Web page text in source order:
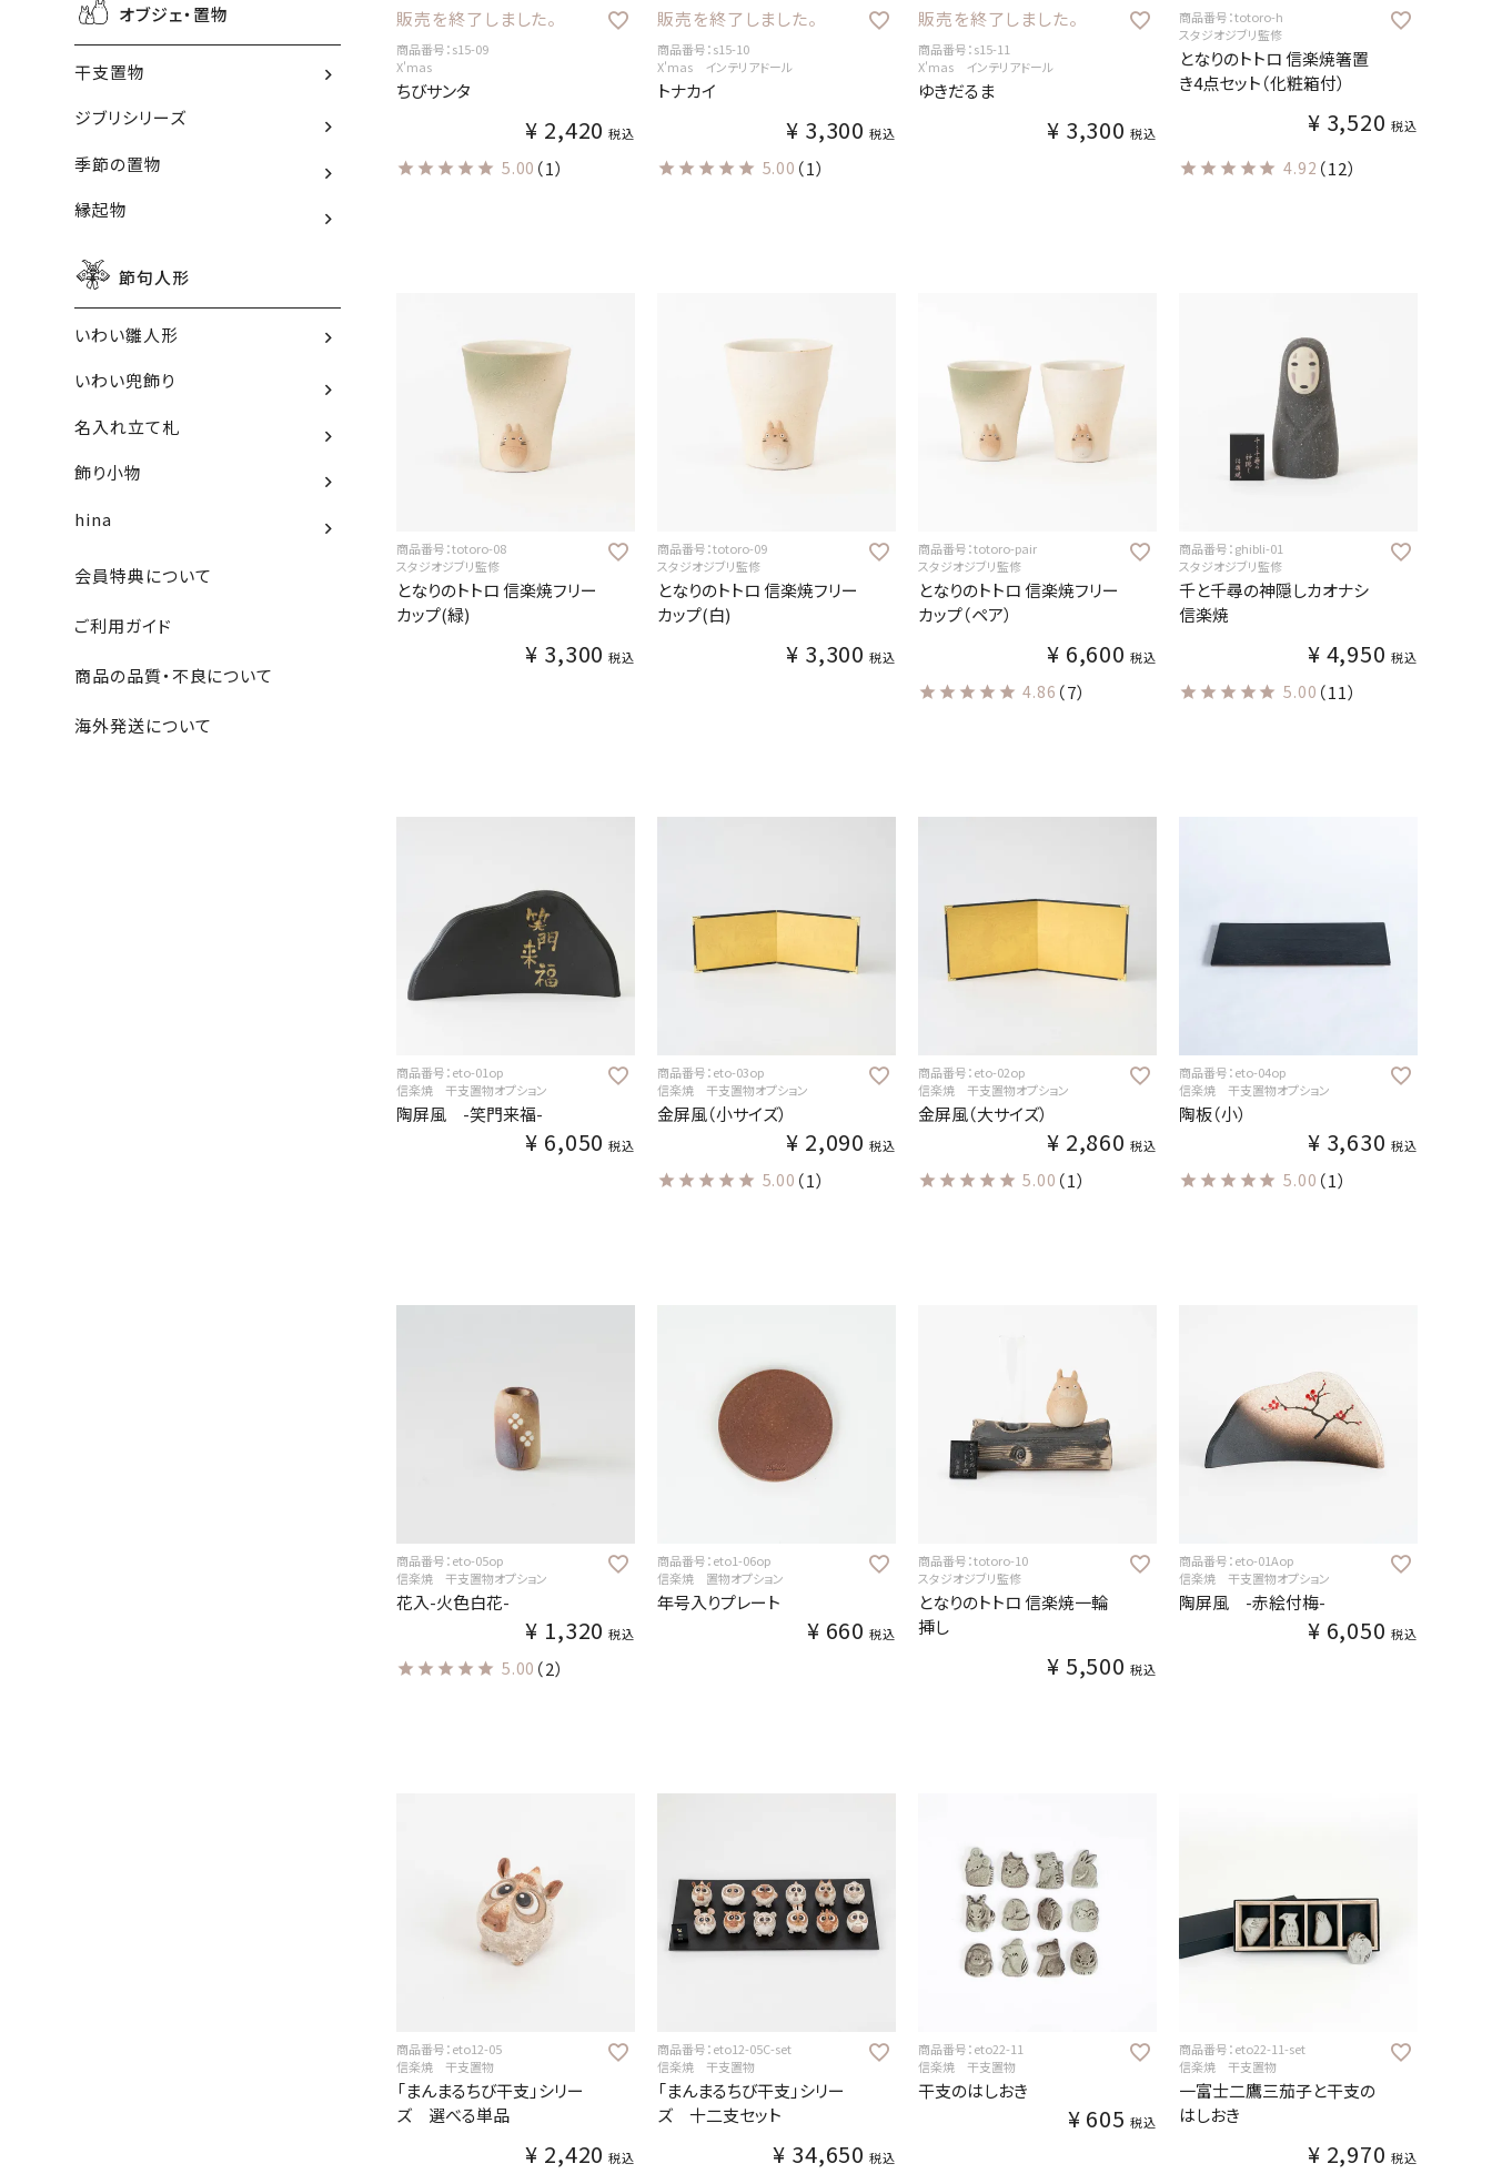
オブジェ・置物
干支置物
ジブリシリーズ
季節の置物
縁起物
節句人形
いわい雛人形
いわい兜飾り
名入れ立て札
飾り小物
hina
会員特典について
ご利用ガイド
商品の品質・不良について
海外発送について
販売を終了しました。
商品番号：s15-09
X'mas
ちびサンタ
¥ 2,420 税込
5.00 （1）
販売を終了しました。
商品番号：s15-10
X'mas インテリアドール
トナカイ
¥ 3,300 税込
5.00 （1）
販売を終了しました。
商品番号：s15-11
X'mas インテリアドール
ゆきだるま
¥ 3,300 税込
商品番号：totoro-h
スタジオジブリ監修
となりのトトロ 信楽焼箸置
き4点セット（化粧箱付）
¥ 3,520 税込
4.92 （12）
商品番号：totoro-08
スタジオジブリ監修
となりのトトロ 信楽焼フリー
カップ(緑)
¥ 3,300 税込
商品番号：totoro-09
スタジオジブリ監修
となりのトトロ 信楽焼フリー
カップ(白)
¥ 3,300 税込
商品番号：totoro-pair
スタジオジブリ監修
となりのトトロ 信楽焼フリー
カップ（ペア）
¥ 6,600 税込
4.86 （7）
商品番号：ghibli-01
スタジオジブリ監修
千と千尋の神隠しカオナシ
信楽焼
¥ 4,950 税込
5.00 （11）
商品番号：eto-01op
信楽焼 干支置物オプション
陶屏風 -笑門来福-
¥ 6,050 税込
商品番号：eto-03op
信楽焼 干支置物オプション
金屏風（小サイズ）
¥ 2,090 税込
5.00 （1）
商品番号：eto-02op
信楽焼 干支置物オプション
金屏風（大サイズ）
¥ 2,860 税込
5.00 （1）
商品番号：eto-04op
信楽焼 干支置物オプション
陶板（小）
¥ 3,630 税込
5.00 （1）
商品番号：eto-05op
信楽焼 干支置物オプション
花入-火色白花-
¥ 1,320 税込
5.00 （2）
商品番号：eto1-06op
信楽焼 置物オプション
年号入りプレート
¥ 660 税込
商品番号：totoro-10
スタジオジブリ監修
となりのトトロ 信楽焼一輪
挿し
¥ 5,500 税込
商品番号：eto-01Aop
信楽焼 干支置物オプション
陶屏風 -赤絵付梅-
¥ 6,050 税込
商品番号：eto12-05
信楽焼 干支置物
「まんまるちび干支」シリー
ズ 選べる単品
¥ 2,420 税込
商品番号：eto12-05C-set
信楽焼 干支置物
「まんまるちび干支」シリー
ズ 十二支セット
¥ 34,650 税込
商品番号：eto22-11
信楽焼 干支置物
干支のはしおき
¥ 605 税込
商品番号：eto22-11-set
信楽焼 干支置物
一富士二鷹三茄子と干支の
はしおき
¥ 2,970 税込